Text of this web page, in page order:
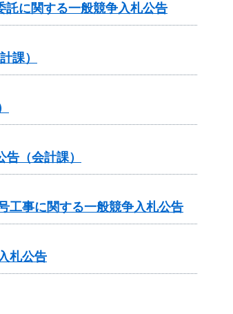
に関する一般競争入札公告
課）
（会計課）
工事に関する一般競争入札公告
札公告